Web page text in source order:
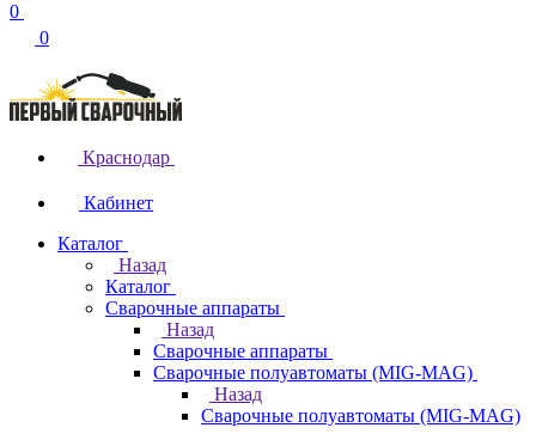
0
0
Краснодар
Кабинет
Каталог
Назад
Каталог
Сварочные аппараты
Назад
Сварочные аппараты
Сварочные полуавтоматы (MIG-MAG)
Назад
Сварочные полуавтоматы (MIG-MAG)